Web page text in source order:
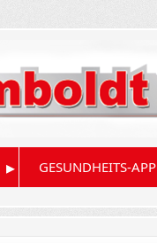
▸ GESUNDHEITS-APP